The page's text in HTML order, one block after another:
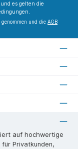
es gelten die
.
genommen und dieAGB
auf hochwertige
für Privatkunden,